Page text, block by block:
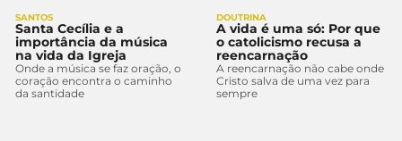
SANTOS
Santa Cecília e a
importância da música
na vida da Igreja
Onde a música se faz oração, o
coração encontra o caminho
da santidade
DOUTRINA
A vida é uma só: Por que
o catolicismo recusa a
reencarnação
A reencarnação não cabe onde
Cristo salva de uma vez para
sempre